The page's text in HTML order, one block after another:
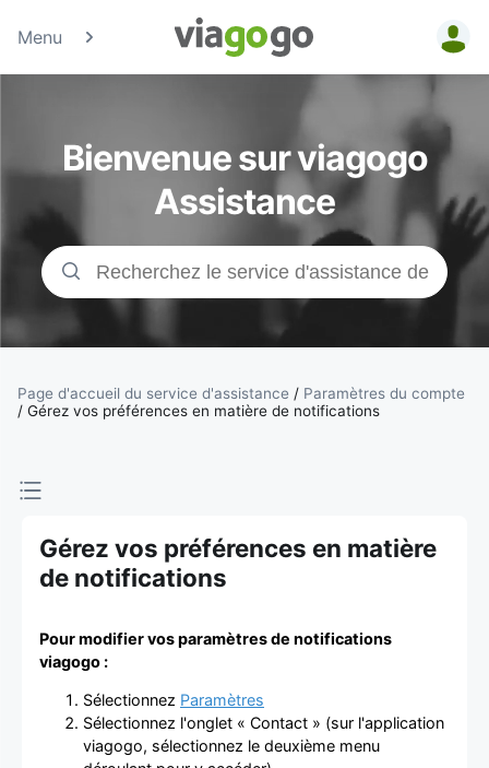
Menu
Billets -
Billet pour
concerts,
événements
sportifs et
théâtre |
viagogo, la
de vente de
Bienvenue sur viagogo
Assistance
Page d'accueil du service d'assistance / Paramètres du compte
/ Gérez vos préférences en matière de notifications
Gérez vos préférences en matière
de notifications
Pour modifier vos paramètres de notifications
viagogo :
Sélectionnez Paramètres
Sélectionnez l'onglet « Contact » (sur l'application
viagogo, sélectionnez le deuxième menu